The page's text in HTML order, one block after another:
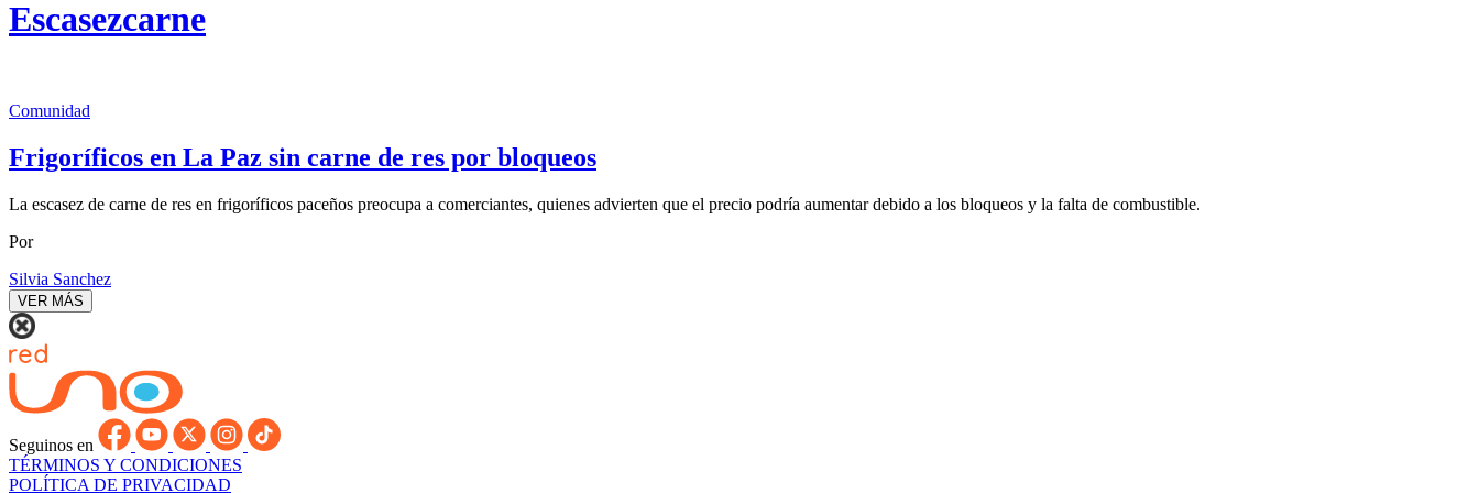
Escasezcarne
Comunidad
Frigoríficos en La Paz sin carne de res por bloqueos
La escasez de carne de res en frigoríficos paceños preocupa a comerciantes, quienes advierten que el precio podría aumentar debido a los bloqueos y la falta de combustible.
Por
Silvia Sanchez
VER MÁS
Seguinos en
TÉRMINOS Y CONDICIONES
POLÍTICA DE PRIVACIDAD